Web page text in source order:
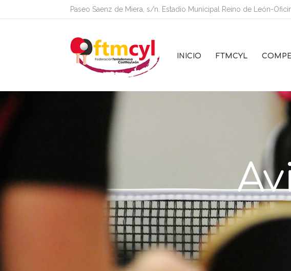
Paseo Saenz de Miera, s/n. Estadio Municipal Reino de León-
INICIO FTMCYL